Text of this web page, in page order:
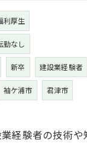
利厚生
勤なし
新卒 建設業経験者
袖ケ浦市 君津市
経験者の技術